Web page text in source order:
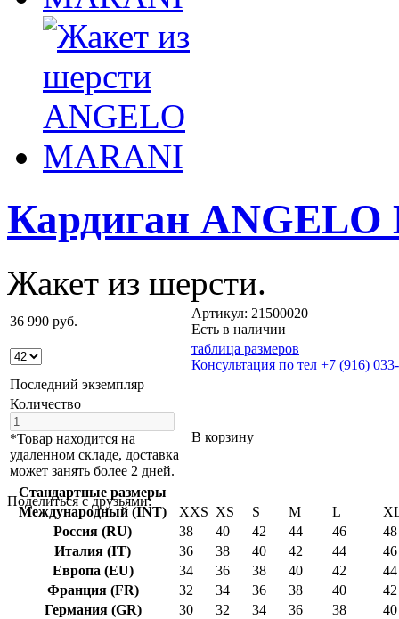
Кардиган
Жакет из шерсти.
36 990 руб.
Артикул: 21500020
Есть в наличии
таблица размеров
Консультация по тел +7 (916)
Последний экземпляр
Количество
*Товар находится на
удаленном складе, доставка
может занять более 2 дней.
В корзину
Поделиться с друзьями:
Стандартные размеры
Международный (INT)
XXS XS S M L
Россия (RU)
38 40 42 44 46
48
Италия (IT)
36 38 40 42 44
46
Европа (EU)
34 36 38 40 42
44
Франция (FR)
32 34 36 38 40
42
Германия (GR)
30 32 34 36 38
40